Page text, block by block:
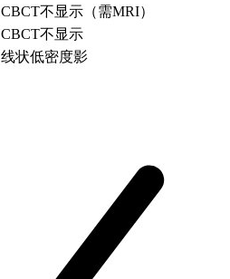
CBCT不显示（需MRI）
CBCT不显示
线状低密度影